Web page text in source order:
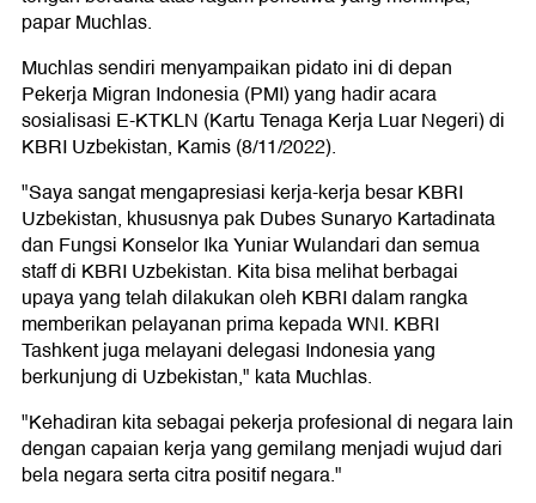
papar Muchlas.
Muchlas sendiri menyampaikan pidato ini di depan
Pekerja Migran Indonesia (PMI) yang hadir acara
sosialisasi E-KTKLN (Kartu Tenaga Kerja Luar Negeri) di
KBRI Uzbekistan, Kamis (8/11/2022).
"Saya sangat mengapresiasi kerja-kerja besar KBRI
Uzbekistan, khususnya pak Dubes Sunaryo Kartadinata
dan Fungsi Konselor Ika Yuniar Wulandari dan semua
staff di KBRI Uzbekistan. Kita bisa melihat berbagai
upaya yang telah dilakukan oleh KBRI dalam rangka
memberikan pelayanan prima kepada WNI. KBRI
Tashkent juga melayani delegasi Indonesia yang
berkunjung di Uzbekistan," kata Muchlas.
"Kehadiran kita sebagai pekerja profesional di negara lain
dengan capaian kerja yang gemilang menjadi wujud dari
bela negara serta citra positif negara."